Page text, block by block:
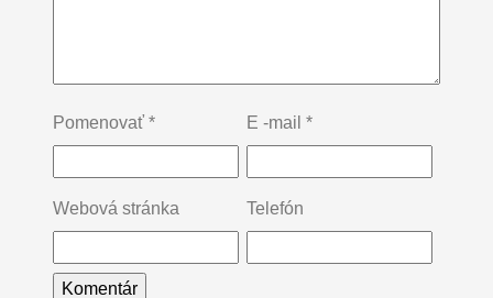
Pomenovať * E -mail *
Webová stránka Telefón